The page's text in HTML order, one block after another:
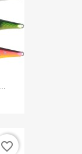
favorite_border